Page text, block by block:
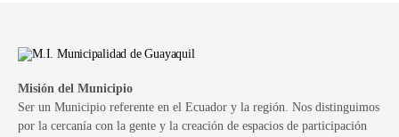
Misión del Municipio
Ser un Municipio referente en el Ecuador y la región. Nos distinguimos
por la cercanía con la gente y la creación de espacios de participación